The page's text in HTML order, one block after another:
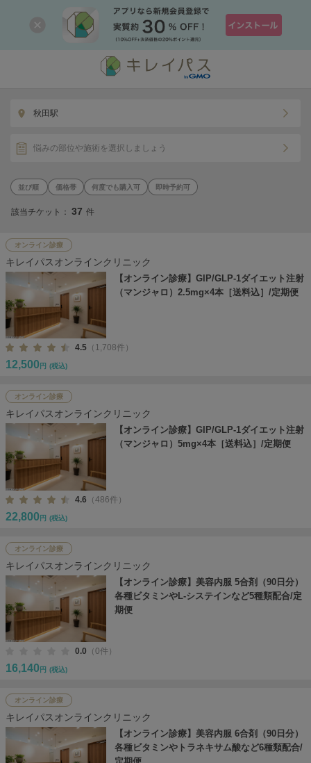
秋田駅
悩みの部位や施術を選択しましょう
価格帯 何度でも購入可 即時予約可
該当チケット： 37 件
オンライン診療
キレイパスオンラインクリニック
【オンライン診療】GIP/GLP-1ダイエット注射
（マンジャロ）2.5mg×4本［送料込］/定期便
4.5 （1,708件）
12,500 円 (税込)
オンライン診療
キレイパスオンラインクリニック
【オンライン診療】GIP/GLP-1ダイエット注射
（マンジャロ）5mg×4本［送料込］/定期便
4.6 （486件）
22,800 円 (税込)
オンライン診療
キレイパスオンラインクリニック
【オンライン診療】美容内服 5合剤（90日分）
各種ビタミンやL-システインなど5種類配合/定
期便
0.0 （0件）
16,140 円 (税込)
オンライン診療
キレイパスオンラインクリニック
【オンライン診療】美容内服 6合剤（90日分）
各種ビタミンやトラネキサム酸など6種類配合/